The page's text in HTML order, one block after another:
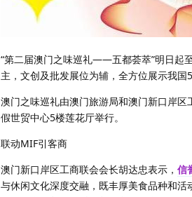
“第二届澳门之味巡礼——五都荟萃”明日起
主，文创及批发展位为辅，全方位展示我国
澳门之味巡礼由澳门旅游局和澳门新口岸
假世贸中心5楼莲花厅举行。
联动MIF引客商
澳门新口岸区工商联会会长胡达忠表示， 信
与休闲文化深度交融，既丰厚美食品种和